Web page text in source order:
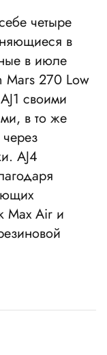
четыре
в
в июле
Mars 270 Low
своими
в то же
AJ4
Max Air и